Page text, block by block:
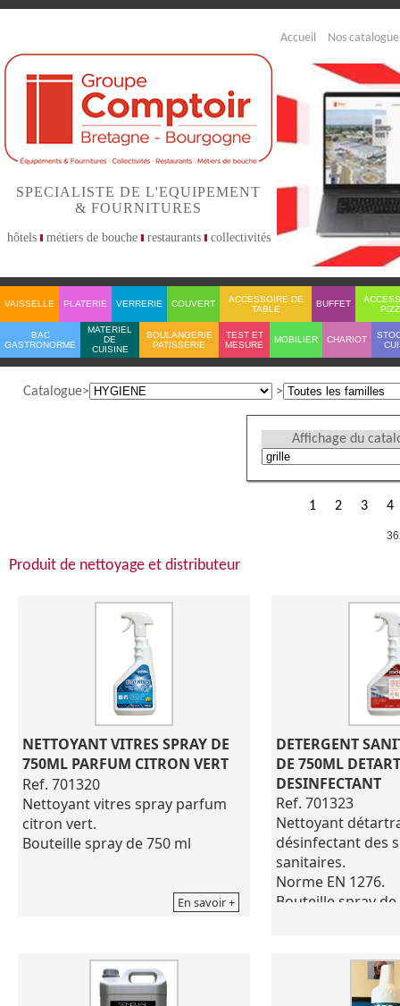
Accueil Nos
SPECIALISTE DE L'EQUIPEMENT
& FOURNITURES
hôtels métiers de bouche restaurants collectivités
VAISSELLE PLATERIE VERRERIE COUVERT
ACCESSOIRE DE
TABLE
BUFFET
BAC
GASTRONORME
MATERIEL
DE
CUISINE
BOULANGERIE
PATISSERIE
TEST ET
MESURE
MOBILIER CHARIOT
Catalogue
Affichage du
1 2 3 4
Produit de nettoyage et distributeur
NETTOYANT VITRES SPRAY DE
750ML PARFUM CITRON VERT
Ref. 701320
Nettoyant vitres spray parfum
citron vert.
Bouteille spray de 750 ml
En savoir +
DETERGENT
DE 750ML
DESINFECTANT
Ref. 701323
Nettoyant
désinfectant des
sanitaires.
Norme EN 1276.
Bouteille spray de